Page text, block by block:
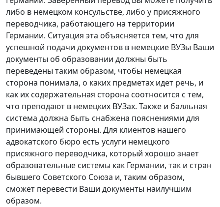
либо в немецком консульстве, либо у присяжного
переводчика, работающего на территории
Германии. Ситуация эта объясняется тем, что для
успешной подачи документов в немецкие ВУЗы Ваши
документы об образовании должны быть
переведены таким образом, чтобы немецкая
сторона понимала, о каких предметах идет речь, и
как их содержательная сторона соотносится с тем,
что преподают в немецких ВУЗах. Также и балльная
система должна быть снабжена пояснениями для
принимающей стороны. Для клиентов нашего
адвокатского бюро есть услуги немецкого
присяжного переводчика, который хорошо знает
образовательные системы как Германии, так и стран
бывшего Советского Союза и, таким образом,
сможет перевести Ваши документы наилучшим
образом.